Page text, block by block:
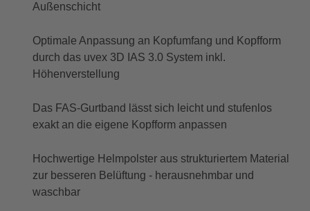
Außenschicht
Optimale Anpassung an Kopfumfang und Kopfform
durch das uvex 3D IAS 3.0 System inkl.
Höhenverstellung
Das FAS-Gurtband lässt sich leicht und stufenlos
exakt an die eigene Kopfform anpassen
Hochwertige Helmpolster aus strukturiertem Material
zur besseren Belüftung - herausnehmbar und
waschbar